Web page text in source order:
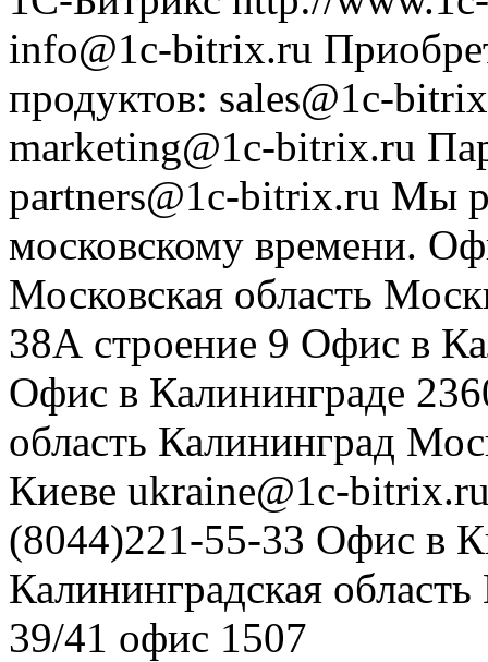
info@1c-bitrix.ru
продуктов: sales@1c-
marketing@1c-bitrix.ru
partners@1c-bitrix.ru Мы
московскому времени.
Московская область
38А строение 9 Офис в
Офис в Калининграде
область Калининград
Киеве ukraine@1c-
(8044)221-55-33 Офис в
Калининградская область
39/41 офис 1507